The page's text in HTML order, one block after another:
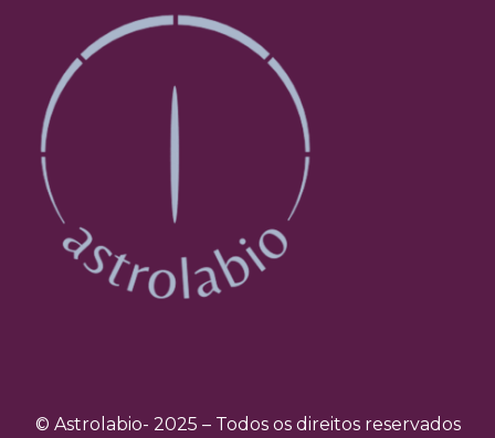
© Astrolabio- 2025 – Todos os direitos reservados